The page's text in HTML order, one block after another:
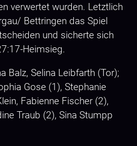
verwertet wurden. Letztlich
Bettringen das Spiel
und sicherte sich
Heimsieg.
Balz, Selina Leibfarth (Tor);
Gose (1), Stephanie
Fabienne Fischer (2),
Traub (2), Sina Stumpp